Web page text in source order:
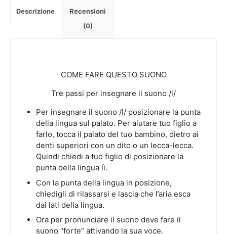
Descrizione
Recensioni
(0)
COME FARE QUESTO SUONO
Tre passi per insegnare il suono /l/
Per insegnare il suono /l/ posizionare la punta
della lingua sul palato. Per aiutare tuo figlio a
farlo, tocca il palato del tuo bambino, dietro ai
denti superiori con un dito o un lecca-lecca.
Quindi chiedi a tuo figlio di posizionare la
punta della lingua lì.
Con la punta della lingua in posizione,
chiedigli di rilassarsi e lascia che l’aria esca
dai lati della lingua.
Ora per pronunciare il suono deve fare il
suono “forte” attivando la sua voce.